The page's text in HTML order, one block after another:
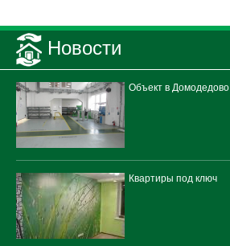
Новости
Объект в Домодедово
Квартиры под ключ